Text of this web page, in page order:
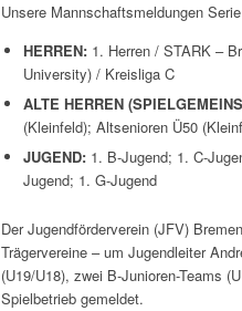
Unsere Mannschaftsmeldungen
HERREN:1. Herren / STARK –
University) / Kreisliga C
ALTE HERREN
(Kleinfeld); Altsenioren Ü50
JUGEND:1. B-Jugend; 1. C-
Jugend; 1. G-Jugend
Der Jugendförderverein (JFV)
Trägervereine – um Jugendleiter
(U19/U18), zwei B-Junioren-Teams
Spielbetrieb gemeldet.